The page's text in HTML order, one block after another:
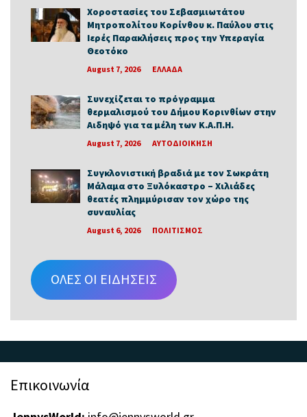
Χοροστασίες του Σεβασμιωτάτου
Μητροπολίτου Κορίνθου κ. Παύλου στις
Ιερές Παρακλήσεις προς την Υπεραγία
Θεοτόκο
August 7, 2026 ΕΛΛΑΔΑ
Συνεχίζεται το πρόγραμμα
θερμαλισμού του Δήμου Κορινθίων στην
Αιδηψό για τα μέλη των Κ.Α.Π.Η.
August 7, 2026 ΑΥΤΟΔΙΟΙΚΗΣΗ
Συγκλονιστική βραδιά με τον Σωκράτη
Μάλαμα στο Ξυλόκαστρο – Χιλιάδες
θεατές πλημμύρισαν τον χώρο της
συναυλίας
August 6, 2026 ΠΟΛΙΤΙΣΜΟΣ
ΟΛΕΣ ΟΙ ΕΙΔΗΣΕΙΣ
Επικοινωνία